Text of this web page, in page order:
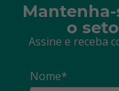
o
Assine e receba
Nome*